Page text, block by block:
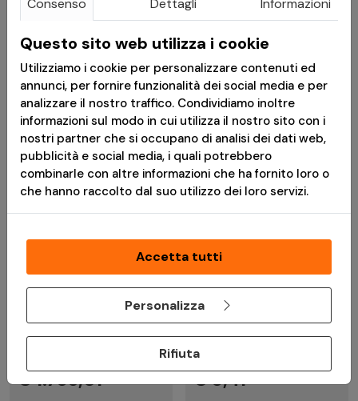
€ 61,50
Telo da riparo
Supertarp in poliestere
Ripstop - Earth Brown -
Helikon-Tex
Ricevilo in 7-10gg
€ 790,00
Tenda US Army "Small
Wall" OD Green - Mil-
Tec
Ricevilo in 7-10gg
€ 1.785,01 € 8,41
Consenso Dettagli Informazioni
Questo sito web utilizza i cookie
Utilizziamo i cookie per personalizzare contenuti ed
annunci, per fornire funzionalità dei social media e per
analizzare il nostro traffico. Condividiamo inoltre
informazioni sul modo in cui utilizza il nostro sito con i
nostri partner che si occupano di analisi dei dati web,
pubblicità e social media, i quali potrebbero
combinarle con altre informazioni che ha fornito loro o
che hanno raccolto dal suo utilizzo dei loro servizi.
Accetta tutti
Personalizza
Rifiuta